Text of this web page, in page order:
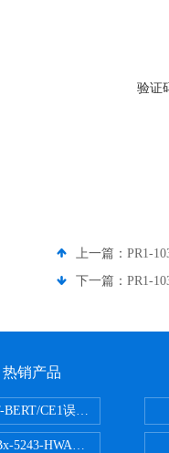
验证
上一篇： PR1-
下一篇： PR1-
热销产品
BERT/CE1误码测试仪
5243-HWA光谱分析仪